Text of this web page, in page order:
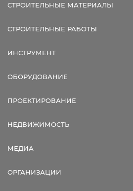
СТРОИТЕЛЬНЫЕ МАТЕРИАЛЫ
СТРОИТЕЛЬНЫЕ РАБОТЫ
ИНСТРУМЕНТ
ОБОРУДОВАНИЕ
ПРОЕКТИРОВАНИЕ
НЕДВИЖИМОСТЬ
МЕДИА
ОРГАНИЗАЦИИ